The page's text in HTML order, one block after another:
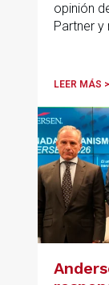
opinión
Partner y
LEER MÁS